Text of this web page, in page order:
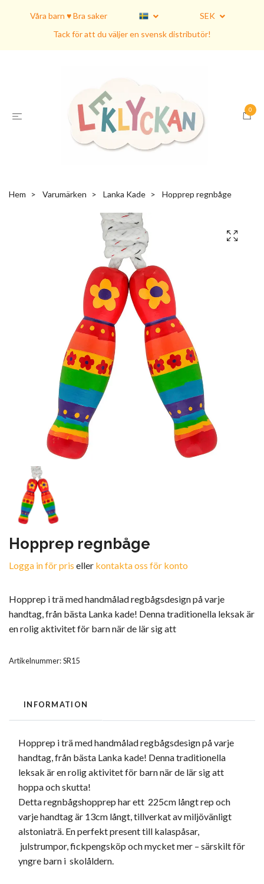
Våra barn ♥ Bra saker
SEK
Tack för att du väljer en svensk distributör!
0
Hem Varumärken Lanka Kade Hopprep regnbåge
Hopprep regnbåge
Logga in för pris eller kontakta oss för konto
Hopprep i trä med handmålad regbågsdesign på varje
handtag, från bästa Lanka kade! Denna traditionella leksak är
en rolig aktivitet för barn när de lär sig att
Artikelnummer:SR15
INFORMATION
Hopprep i trä med handmålad regbågsdesign på varje
handtag, från bästa Lanka kade! Denna traditionella
leksak är en rolig aktivitet för barn när de lär sig att
hoppa och skutta!
Detta regnbågshopprep har ett 225cm långt rep och
varje handtag är 13cm långt, tillverkat av miljövänligt
alstoniaträ. En perfekt present till kalaspåsar,
julstrumpor, fickpengsköp och mycket mer – särskilt för
yngre barn i skolåldern.